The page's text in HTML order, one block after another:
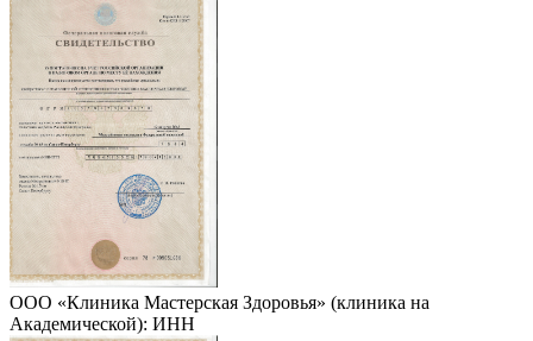
ООО «Клиника Мастерская Здоровья» (клиника на
Академической): ИНН